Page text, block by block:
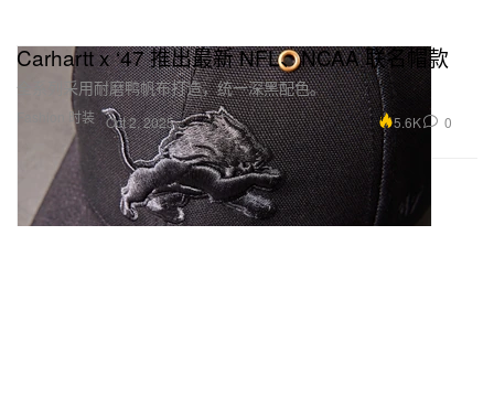
Fashion 时装
Carhartt x ‘47 推出最新 NFL、NCAA 联名帽款
全系列采用耐磨鸭帆布打造，统一深黑配色。
Oct 2, 2025 5.6K 0